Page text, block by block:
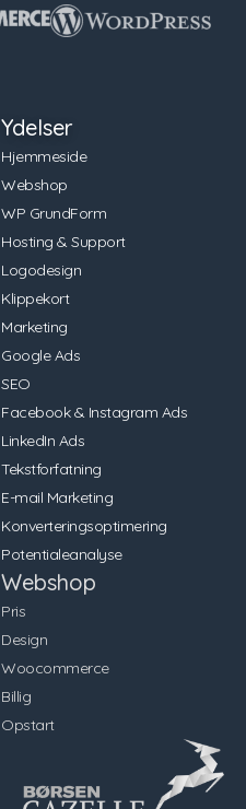
Ydelser
Hjemmeside
Webshop
WP GrundForm
Hosting & Support
Logodesign
Klippekort
Marketing
Google Ads
SEO
Facebook & Instagram Ads
LinkedIn Ads
Tekstforfatning
E-mail Marketing
Konverteringsoptimering
Potentialeanalyse
Webshop
Pris
Design
Woocommerce
Billig
Opstart